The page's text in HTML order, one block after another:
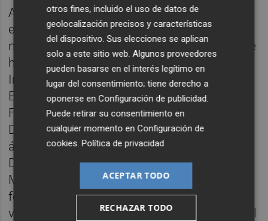
Algunos de los festivales, que tal y como
especificó Pérez Pont no pasarán por
ninguna convocatoria para su selección, que
han pasado por el centro son el Festival
Internacional de Música Contemporánea
ENSEMS, el Festival Nits d’Aielo i Art, el
Festival Músiques de Nova Creació o el
Deleste, en cuanto a música; en cuanto al
ámbito audiovisual, el festival Cinema Jove,
Docs, o el Festival Internacional de
Mediometrajes La Cabina, además del
festival de videocreación ‘Under de subway
video art night’; en artes escénicas el festival
otros fines, incluido el uso de datos de
geolocalización precisos y características
del dispositivo. Sus elecciones se aplican
solo a este sitio web. Algunos proveedores
pueden basarse en el interés legítimo en
lugar del consentimiento; tiene derecho a
oponerse enConfiguración de publicidad
Puede retirar su consentimiento en
cualquier momento enConfiguración de
cookies .Política de privacidad
ACEPTAR TODO
RECHAZAR TODO